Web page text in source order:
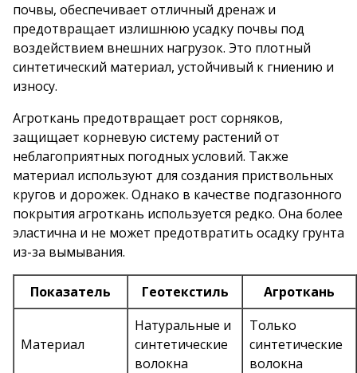
почвы, обеспечивает отличный дренаж и
предотвращает излишнюю усадку почвы под
воздействием внешних нагрузок. Это плотный
синтетический материал, устойчивый к гниению и
износу.
Агроткань предотвращает рост сорняков,
защищает корневую систему растений от
неблагоприятных погодных условий. Также
материал используют для создания приствольных
кругов и дорожек. Однако в качестве подгазонного
покрытия агроткань используется редко. Она более
эластична и не может предотвратить осадку грунта
из-за вымывания.
Показатель Геотекстиль Агроткань
Материал
Натуральные и
синтетические
волокна
Только
синтетические
волокна